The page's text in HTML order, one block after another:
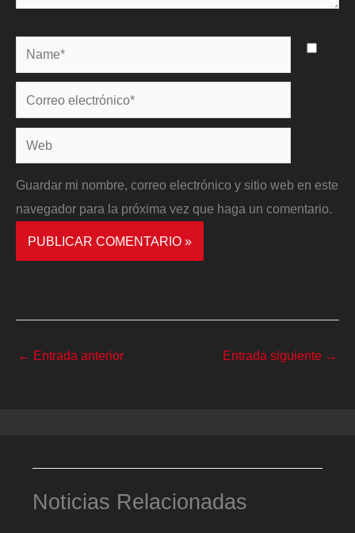
Name*
Correo
electrónico*
Web
Guardar mi nombre, correo electrónico y sitio web en este
navegador para la próxima vez que haga un comentario.
← Entrada anterior Entrada siguiente →
Noticias Relacionadas